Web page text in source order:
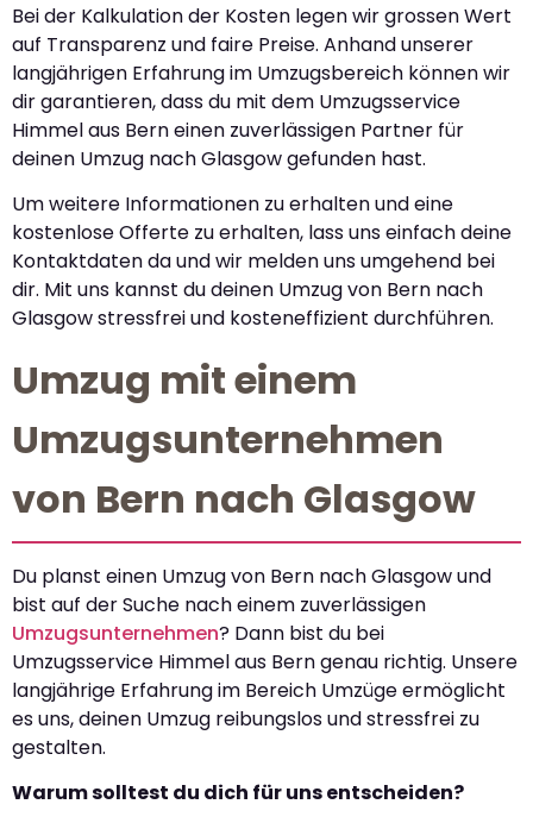
Bei der Kalkulation der Kosten legen wir grossen Wert
auf Transparenz und faire Preise. Anhand unserer
langjährigen Erfahrung im Umzugsbereich können wir
dir garantieren, dass du mit dem Umzugsservice
Himmel aus Bern einen zuverlässigen Partner für
deinen Umzug nach Glasgow gefunden hast.
Um weitere Informationen zu erhalten und eine
kostenlose Offerte zu erhalten, lass uns einfach deine
Kontaktdaten da und wir melden uns umgehend bei
dir. Mit uns kannst du deinen Umzug von Bern nach
Glasgow stressfrei und kosteneffizient durchführen.
Umzug mit einem
Umzugsunternehmen
von Bern nach Glasgow
Du planst einen Umzug von Bern nach Glasgow und
bist auf der Suche nach einem zuverlässigen
Umzugsunternehmen? Dann bist du bei
Umzugsservice Himmel aus Bern genau richtig. Unsere
langjährige Erfahrung im Bereich Umzüge ermöglicht
es uns, deinen Umzug reibungslos und stressfrei zu
gestalten.
Warum solltest du dich für uns entscheiden?